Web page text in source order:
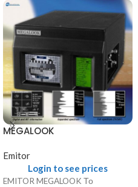
MEGALOOK
Emitor
Login to see prices
EMITOR MEGALOOK Το